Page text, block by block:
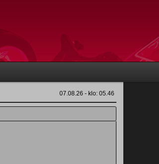
07.08.26 - klo: 05.46